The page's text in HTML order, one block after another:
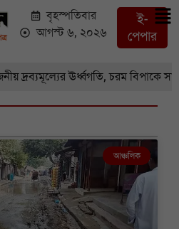
বৃহস্পতিবার
আগস্ট ৬, ২০২৬
ই-
পেপার
ঊর্ধ্বগতি, চরম বিপাকে সাধারণ মানুষ
আঞ্চলিক